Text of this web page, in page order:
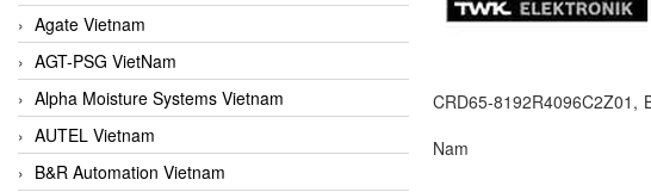
Agate Vietnam
AGT-PSG VietNam
Alpha Moisture Systems Vietnam
AUTEL Vietnam
B&R Automation Vietnam
CRD65-8192R4096C2Z01,
Nam